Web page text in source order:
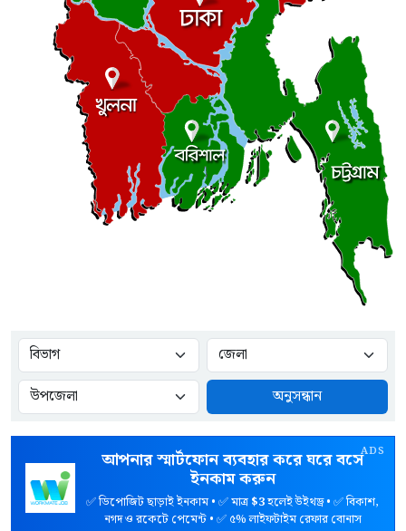
অনুসন্ধান
ADS
আপনার স্মার্টফোন ব্যবহার করে ঘরে বসে
ইনকাম করুন
✅ ডিপোজিট ছাড়াই ইনকাম • ✅ মাত্র$3হলেই উইথড্র • ✅ বিকাশ,
নগদ ও রকেটে পেমেন্ট • ✅ ৫% লাইফটাইম রেফার বোনাস